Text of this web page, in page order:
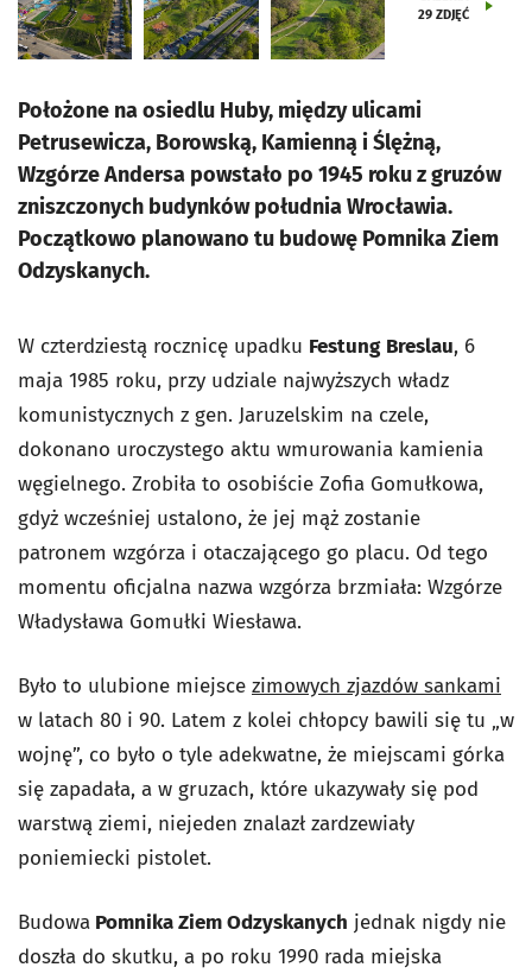
29 ZDJĘĆ
Położone na osiedlu Huby, między ulicami
Petrusewicza, Borowską, Kamienną i Ślężną,
Wzgórze Andersa powstało po 1945 roku z gruzów
zniszczonych budynków południa Wrocławia.
Początkowo planowano tu budowę Pomnika Ziem
Odzyskanych.
W czterdziestą rocznicę upadku Festung Breslau, 6
maja 1985 roku, przy udziale najwyższych władz
komunistycznych z gen. Jaruzelskim na czele,
dokonano uroczystego aktu wmurowania kamienia
węgielnego. Zrobiła to osobiście Zofia Gomułkowa,
gdyż wcześniej ustalono, że jej mąż zostanie
patronem wzgórza i otaczającego go placu. Od tego
momentu oficjalna nazwa wzgórza brzmiała: Wzgórze
Władysława Gomułki Wiesława.
Było to ulubione miejsce zimowych zjazdów sankami
w latach 80 i 90. Latem z kolei chłopcy bawili się tu „w
wojnę”, co było o tyle adekwatne, że miejscami górka
się zapadała, a w gruzach, które ukazywały się pod
warstwą ziemi, niejeden znalazł zardzewiały
poniemiecki pistolet.
Budowa Pomnika Ziem Odzyskanych jednak nigdy nie
doszła do skutku, a po roku 1990 rada miejska